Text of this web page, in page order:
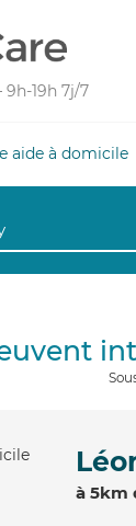
19h 7j/7
aide à domicile
à 5km